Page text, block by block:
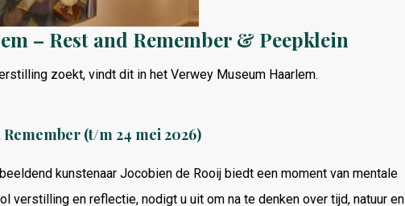
– Rest and Remember & Peepklein
zoekt, vindt dit in het Verwey Museum Haarlem.
Remember (t/m 24 mei 2026)
kunstenaar Jocobien de Rooij biedt een moment van mentale
verstilling en reflectie, nodigt u uit om na te denken over tijd, natuur en